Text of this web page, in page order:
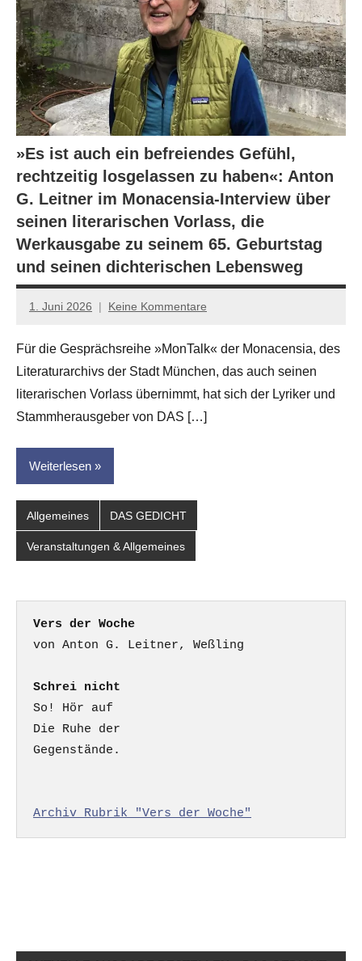
»Es ist auch ein befreiendes Gefühl,
rechtzeitig losgelassen zu haben«: Anton
G. Leitner im Monacensia-Interview über
seinen literarischen Vorlass, die
Werkausgabe zu seinem 65. Geburtstag
und seinen dichterischen Lebensweg
1. Juni 2026
Jan-
Hornauer
für
dasgedichtblog
Keine Kommentare
Für die Gesprächsreihe »MonTalk« der Monacensia, des
Literaturarchivs der Stadt München, das auch seinen
literarischen Vorlass übernimmt, hat sich der Lyriker und
Stammherausgeber von DAS […]
Weiterlesen
Allgemeines DAS GEDICHT
Veranstaltungen & Allgemeines
Vers der Woche
Schrei nicht
So! Hör auf
Die Ruhe der
Gegenstände.
Archiv Rubrik "Vers der Woche"